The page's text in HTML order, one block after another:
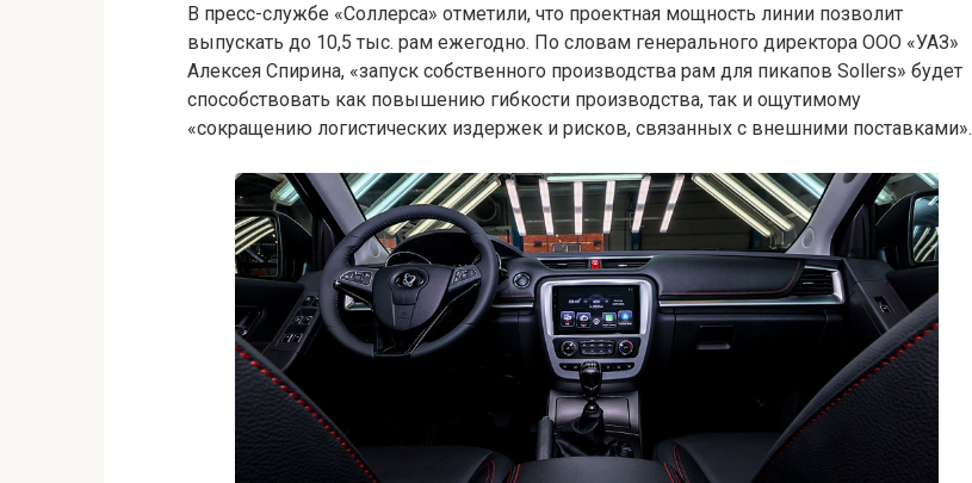
В пресс-службе «Соллерса» отметили, что проектная мощность линии позволит
выпускать до 10,5 тыс. рам ежегодно. По словам генерального директора ООО «УАЗ»
Алексея Спирина, «запуск собственного производства рам для пикапов Sollers» будет
способствовать как повышению гибкости производства, так и ощутимому
«сокращению логистических издержек и рисков, связанных с внешними поставками».